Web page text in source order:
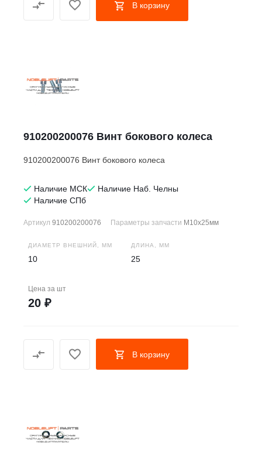
В корзину
910200200076 Винт бокового колеса
910200200076 Винт бокового колеса
Наличие МСК
Наличие Наб. Челны
Наличие СПб
Артикул 910200200076 Параметры запчасти M10x25мм
ДИАМЕТР ВНЕШНИЙ, ММ
10
ДЛИНА, ММ
25
Цена за шт
20 ₽
В корзину